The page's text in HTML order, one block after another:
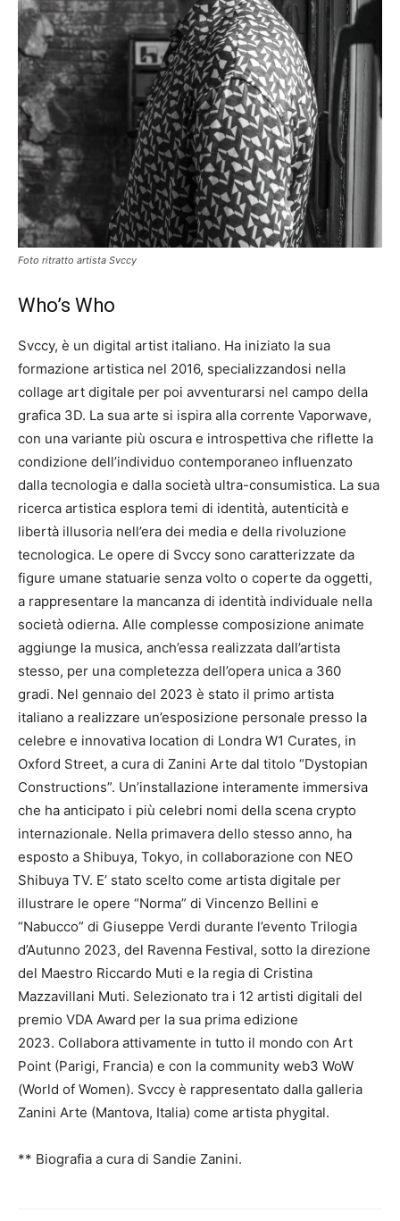
Foto ritratto artista Svccy
Who’s Who
Svccy, è un digital artist italiano. Ha iniziato la sua
formazione artistica nel 2016, specializzandosi nella
collage art digitale per poi avventurarsi nel campo della
grafica 3D. La sua arte si ispira alla corrente Vaporwave,
con una variante più oscura e introspettiva che riflette la
condizione dell’individuo contemporaneo influenzato
dalla tecnologia e dalla società ultra-consumistica. La sua
ricerca artistica esplora temi di identità, autenticità e
libertà illusoria nell’era dei media e della rivoluzione
tecnologica. Le opere di Svccy sono caratterizzate da
figure umane statuarie senza volto o coperte da oggetti,
a rappresentare la mancanza di identità individuale nella
società odierna. Alle complesse composizione animate
aggiunge la musica, anch’essa realizzata dall’artista
stesso, per una completezza dell’opera unica a 360
gradi. Nel gennaio del 2023 è stato il primo artista
italiano a realizzare un’esposizione personale presso la
celebre e innovativa location di Londra W1 Curates, in
Oxford Street, a cura di Zanini Arte dal titolo “Dystopian
Constructions”. Un’installazione interamente immersiva
che ha anticipato i più celebri nomi della scena crypto
internazionale. Nella primavera dello stesso anno, ha
esposto a Shibuya, Tokyo, in collaborazione con NEO
Shibuya TV. E’ stato scelto come artista digitale per
illustrare le opere “Norma” di Vincenzo Bellini e
“Nabucco” di Giuseppe Verdi durante l’evento Trilogia
d’Autunno 2023, del Ravenna Festival, sotto la direzione
del Maestro Riccardo Muti e la regia di Cristina
Mazzavillani Muti. Selezionato tra i 12 artisti digitali del
premio VDA Award per la sua prima edizione
2023. Collabora attivamente in tutto il mondo con Art
Point (Parigi, Francia) e con la community web3 WoW
(World of Women). Svccy è rappresentato dalla galleria
Zanini Arte (Mantova, Italia) come artista phygital.
** Biografia a cura di Sandie Zanini.